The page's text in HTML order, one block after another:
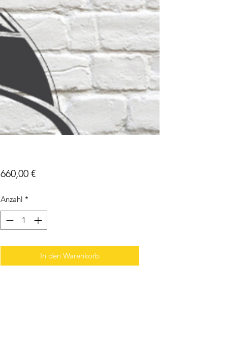
660,00 €Preis
Anzahl *
In den Warenkorb